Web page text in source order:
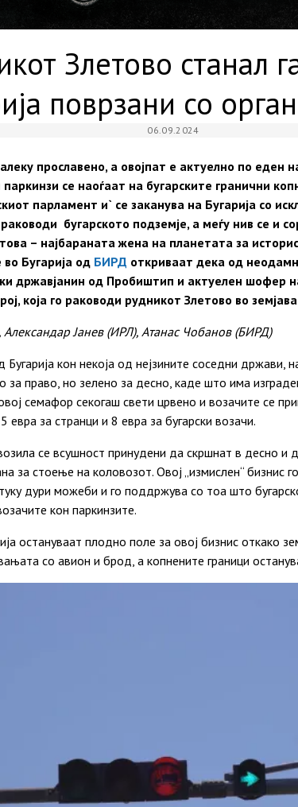
Злетово станал
поврзани со
06.09.2024
прославено, а овојпат е актуелно по еден
се наоѓаат на бугарските гранични
парламент и` се заканува на Бугарија со
бугарското подземје, а меѓу нив се и
– најбараната жена на планетата за
Бугарија од БИРД откриваат дека од
државјанин од Пробиштип и актуелен шофер
која го раководи рудникот Злетово во
Александар Јанев (ИРЛ), Атанас Чобанов (БИРД)
кон некоја од нејзините соседни држави,
за право, но зелено за десно, каде што има
семафор секогаш свети црвено и возачите се
евра за странци и 8 евра за бугарски возачи.
се всушност принудени да скршнат в десно и
за стоење на коловозот. Овој „измислен“ бизнис
дури можеби и го поддржува со тоа што
кон паркинзите.
остануваат плодно поле за овој бизнис откако
со авион и брод, а копнените граници